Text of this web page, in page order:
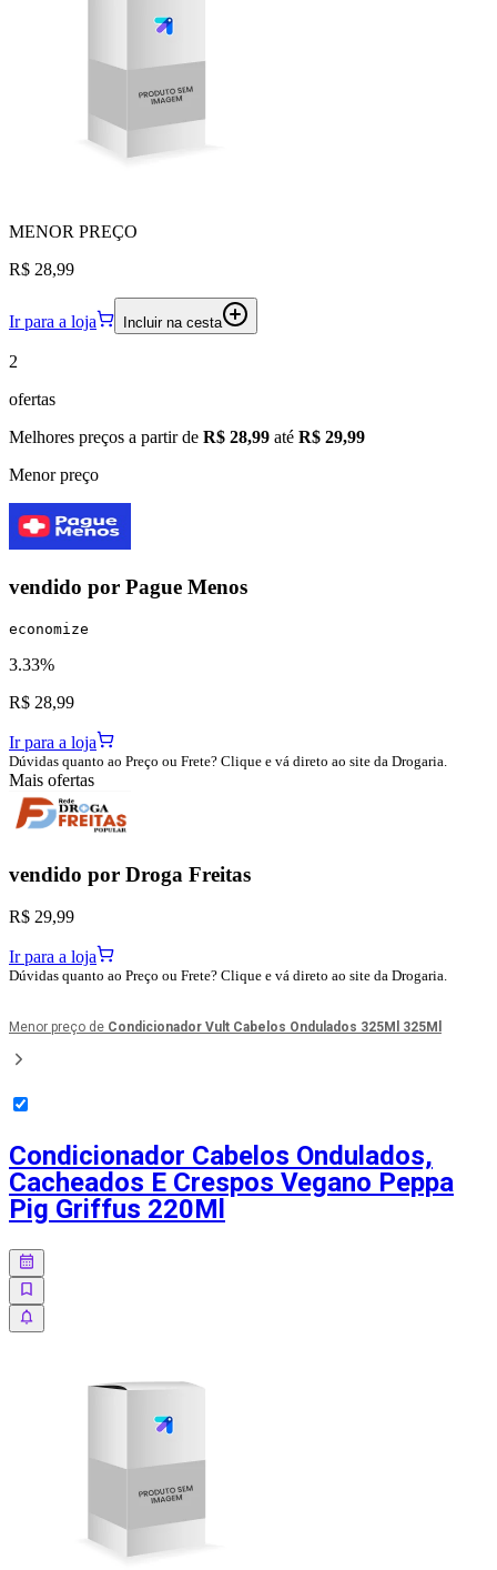
MENOR PREÇO
R$ 28,99
Ir para a loja Incluir na cesta
2
ofertas
Melhores preços a partir de R$ 28,99 até R$ 29,99
Menor preço
vendido por Pague Menos
economize
3.33%
R$ 28,99
Ir para a loja
Dúvidas quanto ao Preço ou Frete? Clique e vá direto ao site da Drogaria.
Mais ofertas
vendido por Droga Freitas
R$ 29,99
Ir para a loja
Dúvidas quanto ao Preço ou Frete? Clique e vá direto ao site da Drogaria.
Menor preço de Condicionador Vult Cabelos Ondulados 325Ml 325Ml
Condicionador Cabelos Ondulados,
Cacheados E Crespos Vegano Peppa
Pig Griffus 220Ml